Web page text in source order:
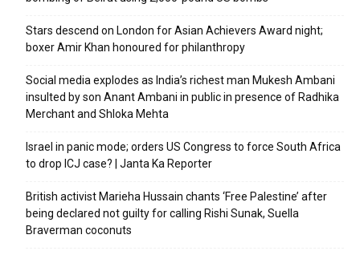
Stars descend on London for Asian Achievers Award night;
boxer Amir Khan honoured for philanthropy
Social media explodes as India’s richest man Mukesh Ambani
insulted by son Anant Ambani in public in presence of Radhika
Merchant and Shloka Mehta
Israel in panic mode; orders US Congress to force South Africa
to drop ICJ case? | Janta Ka Reporter
British activist Marieha Hussain chants ‘Free Palestine’ after
being declared not guilty for calling Rishi Sunak, Suella
Braverman coconuts